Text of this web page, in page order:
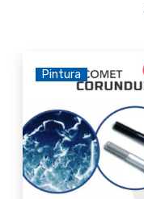
Pintura